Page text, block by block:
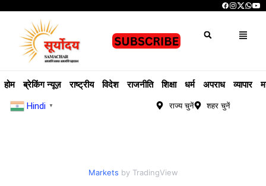
होम ब्रेकिंग न्यूज़ राष्ट्रीय विदेश राजनीति शिक्षा धर्म अपराध व्यापार
Hindi ▼ राज्य चुनें शहर चुनें
Markets by TradingView